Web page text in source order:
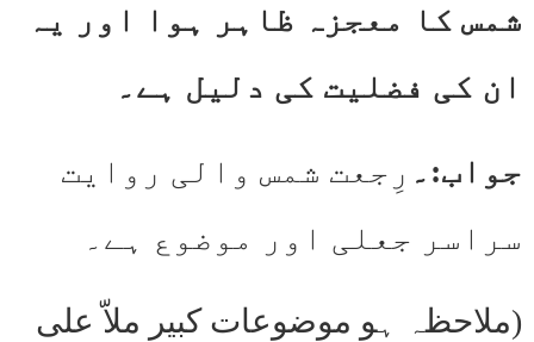
شمس کا معجزہ ظاہر ہوا اور یہ
ان کی فضلیت کی دلیل ہے۔
جواب:۔ رِجعت شمس والی روایت
سراسر جعلی اور موضوع ہے۔
(ملاحظہ ہو موضوعات کبیر ملاّ علی